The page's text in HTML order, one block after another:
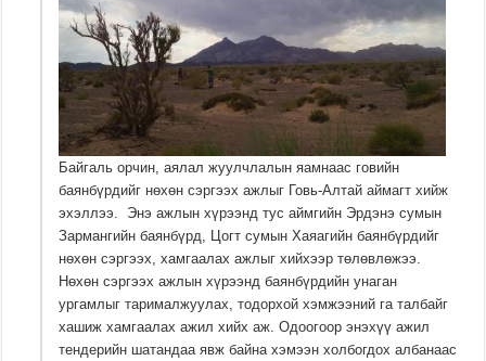
Байгаль орчин, аялал жуулчлалын яамнаас говийн
баянбүрдийг нөхөн сэргээх ажлыг Говь-Алтай аймагт хийж
эхэллээ. Энэ ажлын хүрээнд тус аймгийн Эрдэнэ сумын
Зармангийн баянбүрд, Цогт сумын Хаяагийн баянбүрдийг
нөхөн сэргээх, хамгаалах ажлыг хийхээр төлөвлөжээ.
Нөхөн сэргээх ажлын хүрээнд баянбүрдийн унаган
ургамлыг тарималжуулах, тодорхой хэмжээний га талбайг
хашиж хамгаалах ажил хийх аж. Одоогоор энэхүү ажил
тендерийн шатандаа явж байна хэмээн холбогдох албанаас